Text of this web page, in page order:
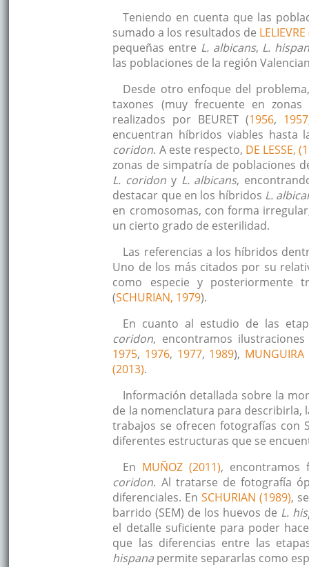
Teniendo en cuenta que las
sumado a los resultados de
pequeñas entre L. albicans, L.
las poblaciones de la región
Desde otro enfoque del
taxones (muy frecuente en
realizados por BEURET (1956, 1957
encuentran híbridos viables
coridon. A este respecto, DE LESSE,
zonas de simpatría de poblaciones
L. coridon y L. albicans,
destacar que en los híbridos L.
en cromosomas, con forma
un cierto grado de esterilidad.
Las referencias a los híbridos
Uno de los más citados por su
como especie y posteriormente
(SCHURIAN, 1979).
En cuanto al estudio de las
coridon, encontramos
1975, 1976, 1977, 1989), MUNGUIRA
(2013).
Información detallada sobre la
de la nomenclatura para describirla,
trabajos se ofrecen fotografías con
diferentes estructuras que se
En MUÑOZ (2011), encontramos
coridon. Al tratarse de fotografía
diferenciales. EnSCHURIAN (1989),
barrido (SEM) de los huevos de L.
el detalle suficiente para poder
que las diferencias entre las
hispana permite separarlas como